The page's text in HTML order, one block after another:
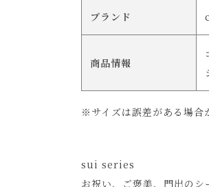
ブランド
商品情報
※サイズは誤差がある場合
sui series
お祝い、ご褒美、門出の